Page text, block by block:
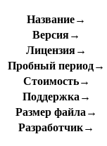
Название→
Версия→
Лицензия→
Пробный период→
Стоимость→
Поддержка→
Размер файла→
Разработчик→